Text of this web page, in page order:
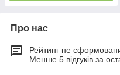
Про нас
Рейтинг не
Менше 5 відгуків за